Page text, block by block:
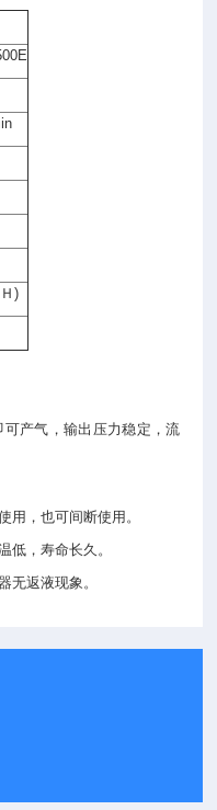
)
产气，输出压力稳定，流
用，也可间断使用。
低，寿命长久。
无返液现象。